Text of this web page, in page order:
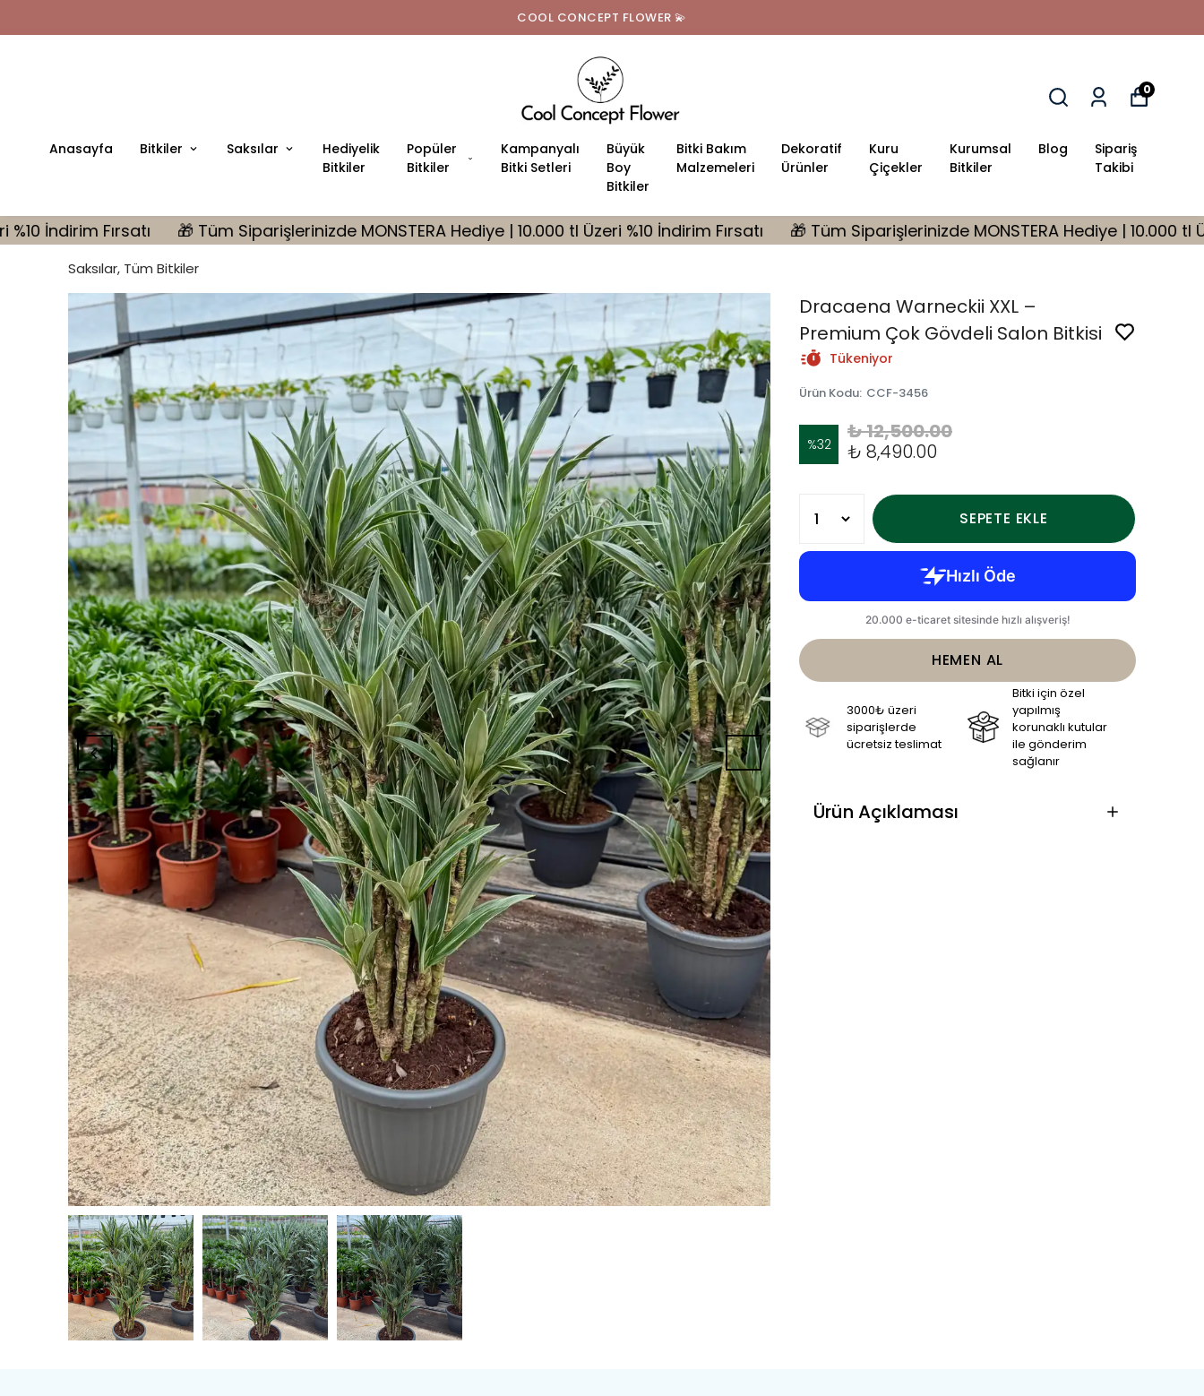
Tüm Türkiye'ye Ücretsiz Teslimat
Anasayfa Bitkiler Saksılar
Hediyelik
Bitkiler
Popüler
Bitkiler
Kampanyalı
Bitki Setleri
Büyük
Boy
Bitkiler
Bitki Bakım
Malzemeleri
Dekoratif
Ürünler
Kuru
Çiçekler
Kurumsal
Bitkiler
Blog
Sipariş
Takibi
0
🎁 Tüm Siparişlerinizde MONSTERA Hediye | 10.000 tl Üzeri %10 İndirim Fırsatı 🎁 Tüm Siparişlerinizde MONSTERA Hediye | 10.000 tl Üzeri %10 İndirim Fırsatı
Saksılar, Tüm Bitkiler
Dracaena Warneckii XXL –
Premium Çok Gövdeli Salon Bitkisi
Tükeniyor
Ürün Kodu: CCF-3456
%32
₺ 12,500.00
₺ 8,490.00
SEPETE EKLE
HEMEN AL
3000₺ üzeri
siparişlerde
ücretsiz teslimat
Bitki için özel
yapılmış
korunaklı kutular
ile gönderim
sağlanır
Ürün Açıklaması